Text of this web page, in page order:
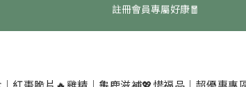
免費領取『均衡養生飲』點擊領取👉
免費領取『均衡養生飲』點擊領取👉
免費領取『均衡養生飲』點擊領取👉